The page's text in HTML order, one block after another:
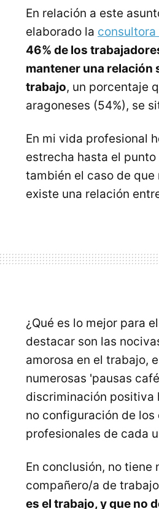
En relación a este
elaborado la
46% de los
mantener una relación
trabajo, un porcentaje
aragoneses (54%), se
En mi vida profesional
estrecha hasta el
también el caso de
existe una relación
¿Qué es lo mejor para
destacar son las
amorosa en el trabajo,
numerosas 'pausas
discriminación positiva
no configuración de
profesionales de cada
En conclusión, no
compañero/a de
es el trabajo, y que no